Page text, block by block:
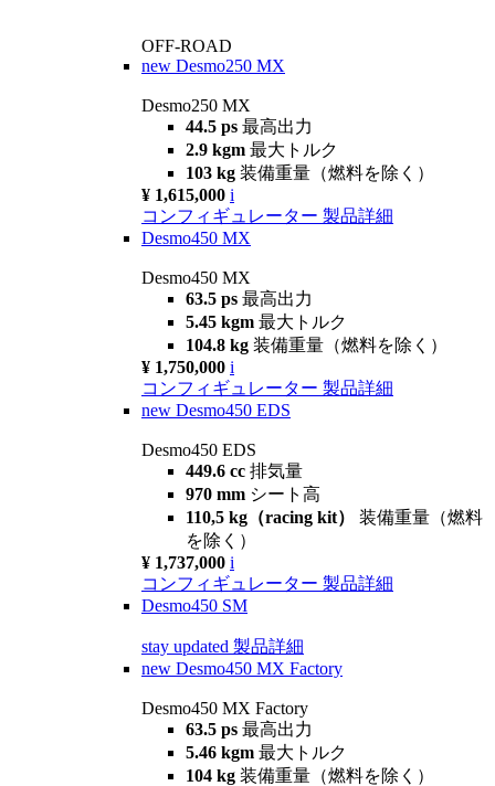
OFF-ROAD
new Desmo250 MX
Desmo250 MX
44.5 ps 最高出力
2.9 kgm 最大トルク
103 kg 装備重量（燃料を除く）
¥ 1,615,000 i
コンフィギュレーター 製品詳細
Desmo450 MX
Desmo450 MX
63.5 ps 最高出力
5.45 kgm 最大トルク
104.8 kg 装備重量（燃料を除く）
¥ 1,750,000 i
コンフィギュレーター 製品詳細
new Desmo450 EDS
Desmo450 EDS
449.6 cc 排気量
970 mm シート高
110,5 kg（racing kit） 装備重量（燃料
を除く）
¥ 1,737,000 i
コンフィギュレーター 製品詳細
Desmo450 SM
stay updated 製品詳細
new Desmo450 MX Factory
Desmo450 MX Factory
63.5 ps 最高出力
5.46 kgm 最大トルク
104 kg 装備重量（燃料を除く）